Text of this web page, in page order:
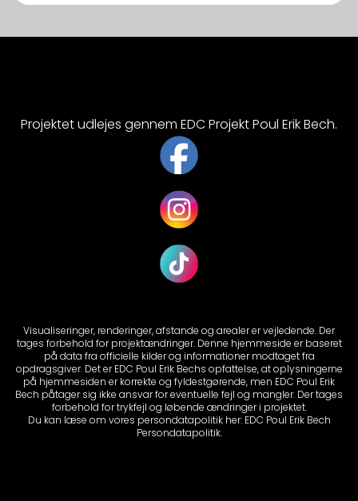
Projektet udlejes gennem EDC Projekt Poul Erik Bech.
Visualiseringer, renderinger, afstande og arealer er vejledende. Der
tages forbehold for projektændringer. Denne hjemmeside er baseret
på data fra officielle kilder og informationer modtaget fra
opdragsgiver. Det er EDC Poul Erik Bechs opfattelse, at oplysningerne
på hjemmesiden er korrekte og fyldestgørende, men EDC Poul Erik
Bech påtager sig ikke ansvar for eventuelle fejl og mangler. Der tages
forbehold for trykfejl og løbende ændringer i projektet.
Du kan læse om vores persondatapolitik her: EDC Poul Erik Bech
Persondatapolitik.